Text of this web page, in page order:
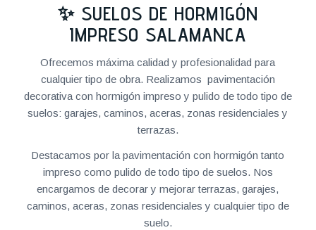
✨ SUELOS DE HORMIGÓN
IMPRESO SALAMANCA
Ofrecemos máxima calidad y profesionalidad para
cualquier tipo de obra. Realizamos pavimentación
decorativa con hormigón impreso y pulido de todo tipo de
suelos: garajes, caminos, aceras, zonas residenciales y
terrazas.
Destacamos por la pavimentación con hormigón tanto
impreso como pulido de todo tipo de suelos. Nos
encargamos de decorar y mejorar terrazas, garajes,
caminos, aceras, zonas residenciales y cualquier tipo de
suelo.